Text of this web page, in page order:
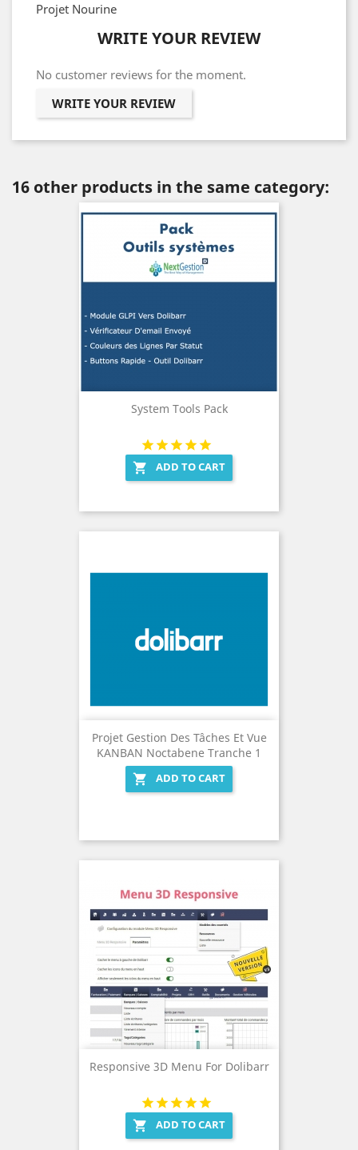
Projet Nourine
WRITE YOUR REVIEW
No customer reviews for the moment.
WRITE YOUR REVIEW
16 other products in the same category:
System Tools Pack
 ADD TO CART
Projet Gestion Des Tâches Et Vue
KANBAN Noctabene Tranche 1

ADD TO CART
Responsive 3D Menu For Dolibarr
 ADD TO CART